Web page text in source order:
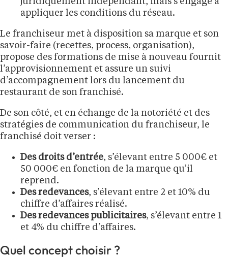
appliquer les conditions du réseau.
Le franchiseur met à disposition sa marque et son
savoir-faire (recettes, process, organisation),
propose des formations de mise à nouveau fournit
l’approvisionnement et assure un suivi
d’accompagnement lors du lancement du
restaurant de son franchisé.
De son côté, et en échange de la notoriété et des
stratégies de communication du franchiseur, le
franchisé doit verser :
Des droits d’entrée, s’élevant entre 5 000€ et
50 000€ en fonction de la marque qu’il
reprend.
Des redevances, s’élevant entre 2 et 10% du
chiffre d’affaires réalisé.
Des redevances publicitaires, s’élevant entre 1
et 4% du chiffre d’affaires.
Quel concept choisir ?